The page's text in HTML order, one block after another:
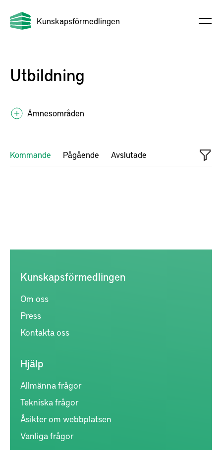
Kunskapsförmedlingen
Utbildning
Ämnesområden
Kommande Pågående Avslutade
Kunskapsförmedlingen
Om oss
Press
Kontakta oss
Hjälp
Allmänna frågor
Tekniska frågor
Åsikter om webbplatsen
Vanliga frågor